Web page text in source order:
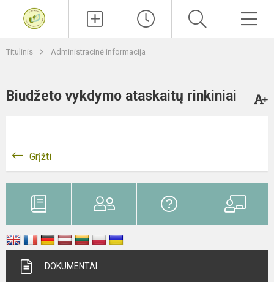
Titulinis Administracinė informacija
Biudžeto vykdymo ataskaitų rinkiniai
Grįžti
DOKUMENTAI